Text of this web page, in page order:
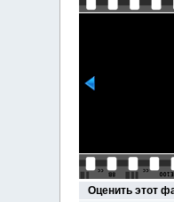
Оценить этот